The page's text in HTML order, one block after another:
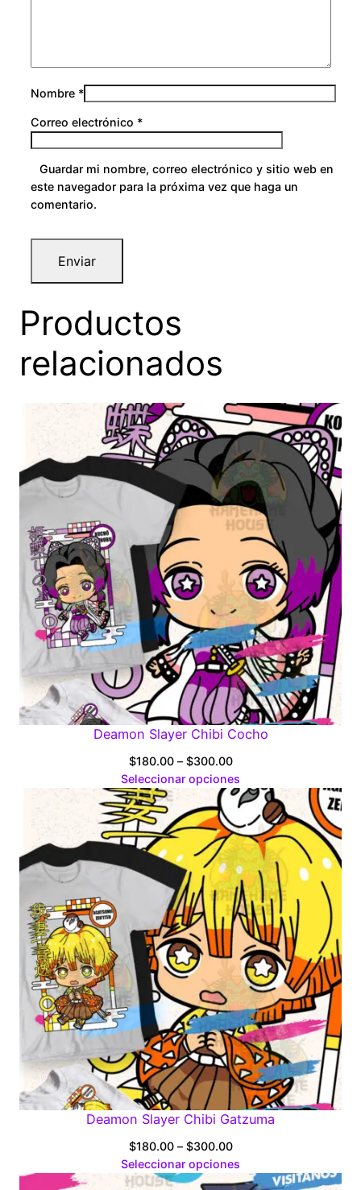
Nombre *
Correo electrónico *
Guardar mi nombre, correo electrónico y sitio web en
este navegador para la próxima vez que haga un
comentario.
Productos
relacionados
Deamon Slayer Chibi Cocho
$180.00 – $300.00Price
range:
$180.00
through
$300.00
Seleccionar opciones
Deamon Slayer Chibi Gatzuma
$180.00 – $300.00Price
range:
$180.00
Seleccionar opciones